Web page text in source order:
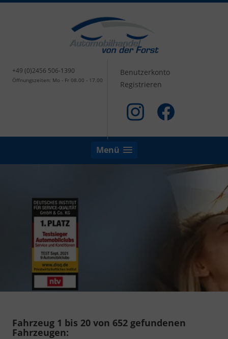
+49 (0)2456 506-1390
Öffnungszeiten: Mo - Fr 08.00 - 17.00
Benutzerkonto
Registrieren
Menü
Fahrzeug 1 bis 20 von 652 gefundenen
Fahrzeugen: